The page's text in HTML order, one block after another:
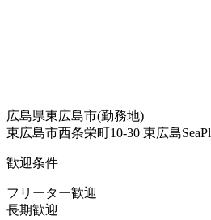
広島県東広島市(勤務地)
東広島市西条栄町10-30 東広島
歓迎条件
フリーター歓迎
長期歓迎